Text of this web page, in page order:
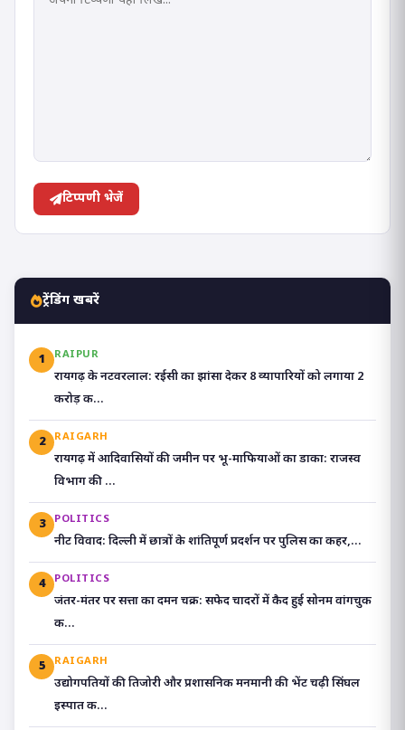
टिप्पणी भेजें
ट्रेंडिंग खबरें
1 RAIPUR
रायगढ़ के नटवरलाल: रईसी का झांसा देकर 8 व्यापारियों को लगाया 2
करोड़ क...
2 RAIGARH
रायगढ़ में आदिवासियों की जमीन पर भू-माफियाओं का डाका: राजस्व
विभाग की ...
3 POLITICS
​नीट विवाद: दिल्ली में छात्रों के शांतिपूर्ण प्रदर्शन पर पुलिस का कहर,...
4 POLITICS
जंतर-मंतर पर सत्ता का दमन चक्र: सफेद चादरों में कैद हुई सोनम वांगचुक
क...
5 RAIGARH
उद्योगपतियों की तिजोरी और प्रशासनिक मनमानी की भेंट चढ़ी सिंघल
इस्पात क...